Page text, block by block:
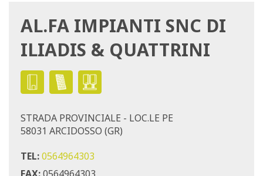
AL.FA IMPIANTI SNC DI
ILIADIS & QUATTRINI
STRADA PROVINCIALE - LOC.LE PE
58031 ARCIDOSSO (GR)
TEL:0564964303